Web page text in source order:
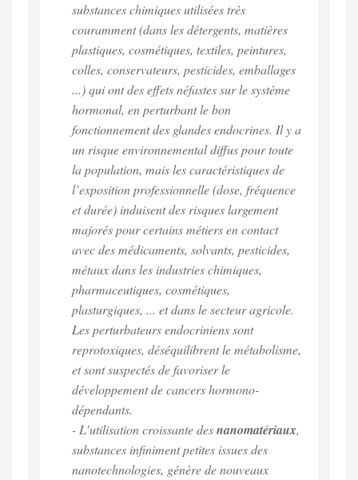
substances chimiques utilisées très
couramment (dans les détergents, matières
plastiques, cosmétiques, textiles, peintures,
colles, conservateurs, pesticides, emballages
...) qui ont des effets néfastes sur le système
hormonal, en perturbant le bon
fonctionnement des glandes endocrines. Il y a
un risque environnemental diffus pour toute
la population, mais les caractéristiques de
l’exposition professionnelle (dose, fréquence
et durée) induisent des risques largement
majorés pour certains métiers en contact
avec des médicaments, solvants, pesticides,
métaux dans les industries chimiques,
pharmaceutiques, cosmétiques,
plasturgiques, ... et dans le secteur agricole.
Les perturbateurs endocriniens sont
reprotoxiques, déséquilibrent le métabolisme,
et sont suspectés de favoriser le
développement de cancers hormono-
dépendants.
- L’utilisation croissante desnanomatériaux,
substances infiniment petites issues des
nanotechnologies, génère de nouveaux